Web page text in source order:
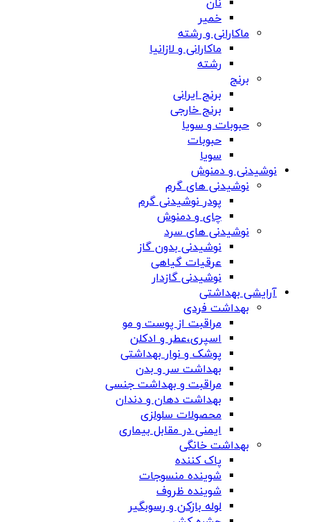
نان
خمیر
ماکارانی و رشته
ماکارانی و لازانیا
رشته
برنج
برنج ایرانی
برنج خارجی
حبوبات و سویا
حبوبات
سویا
نوشیدنی و دمنوش
نوشیدنی های گرم
پودر نوشیدنی گرم
چای و دمنوش
نوشیدنی های سرد
نوشیدنی بدون گاز
عرقیات گیاهی
نوشیدنی گازدار
آرایشی بهداشتی
بهداشت فردی
مراقبت از پوست و مو
اسپری،عطر و ادکلن
پوشک و نوار بهداشتی
بهداشت سر و بدن
مراقبت و بهداشت جنسی
بهداشت دهان و دندان
محصولات سلولزی
ایمنی در مقابل بیماری
بهداشت خانگی
پاک کننده
شوینده منسوجات
شوینده ظروف
لوله بازکن و رسوبگیر